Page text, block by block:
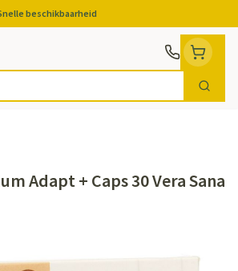
beschikbaarheid
Zoek
Adapt + Caps 30 Vera Sana